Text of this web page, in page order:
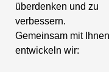
überdenken und zu
verbessern.
Gemeinsam mit Ihnen
entwickeln wir: